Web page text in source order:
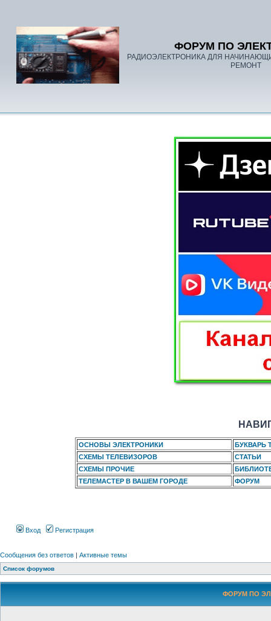
ФОРУМ ПО
РАДИОЭЛЕКТРОНИКА ДЛЯ
РЕМОНТ
ОСНОВЫ ЭЛЕКТРОНИКИ
БУКВАРЬ
СХЕМЫ ТЕЛЕВИЗОРОВ
СТАТЬИ
СХЕМЫ ПРОЧИЕ
ТЕЛЕМАСТЕР В ВАШЕМ ГОРОДЕ
ФОРУМ
Вход Регистрация
Сообщения без ответов | Активные темы
Список форумов
ФОРУМ ПО